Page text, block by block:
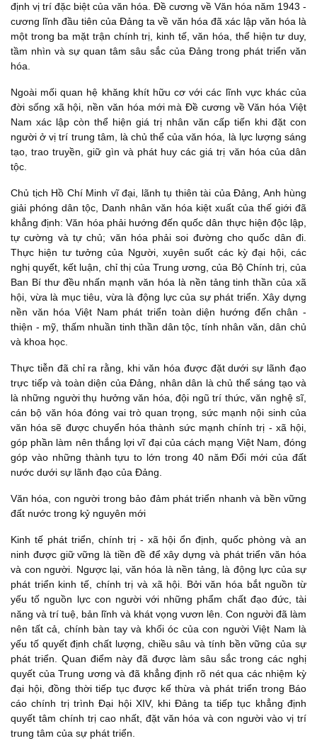
định vị trí đặc biệt của văn hóa. Đề cương về Văn hóa năm 1943 -
cương lĩnh đầu tiên của Đảng ta về văn hóa đã xác lập văn hóa là
một trong ba mặt trận chính trị, kinh tế, văn hóa, thể hiện tư duy,
tầm nhìn và sự quan tâm sâu sắc của Đảng trong phát triển văn
hóa.
Ngoài mối quan hệ khăng khít hữu cơ với các lĩnh vực khác của
đời sống xã hội, nền văn hóa mới mà Đề cương về Văn hóa Việt
Nam xác lập còn thể hiện giá trị nhân văn cấp tiến khi đặt con
người ở vị trí trung tâm, là chủ thể của văn hóa, là lực lượng sáng
tạo, trao truyền, giữ gìn và phát huy các giá trị văn hóa của dân
tộc.
Chủ tịch Hồ Chí Minh vĩ đại, lãnh tụ thiên tài của Đảng, Anh hùng
giải phóng dân tộc, Danh nhân văn hóa kiệt xuất của thế giới đã
khẳng định: Văn hóa phải hướng đến quốc dân thực hiện độc lập,
tự cường và tự chủ; văn hóa phải soi đường cho quốc dân đi.
Thực hiện tư tưởng của Người, xuyên suốt các kỳ đại hội, các
nghị quyết, kết luận, chỉ thị của Trung ương, của Bộ Chính trị, của
Ban Bí thư đều nhấn mạnh văn hóa là nền tảng tinh thần của xã
hội, vừa là mục tiêu, vừa là động lực của sự phát triển. Xây dựng
nền văn hóa Việt Nam phát triển toàn diện hướng đến chân -
thiện - mỹ, thấm nhuần tinh thần dân tộc, tính nhân văn, dân chủ
và khoa học.
Thực tiễn đã chỉ ra rằng, khi văn hóa được đặt dưới sự lãnh đạo
trực tiếp và toàn diện của Đảng, nhân dân là chủ thể sáng tạo và
là những người thụ hưởng văn hóa, đội ngũ trí thức, văn nghệ sĩ,
cán bộ văn hóa đóng vai trò quan trọng, sức mạnh nội sinh của
văn hóa sẽ được chuyển hóa thành sức mạnh chính trị - xã hội,
góp phần làm nên thắng lợi vĩ đại của cách mạng Việt Nam, đóng
góp vào những thành tựu to lớn trong 40 năm Đổi mới của đất
nước dưới sự lãnh đạo của Đảng.
Văn hóa, con người trong bảo đảm phát triển nhanh và bền vững
đất nước trong kỷ nguyên mới
Kinh tế phát triển, chính trị - xã hội ổn định, quốc phòng và an
ninh được giữ vững là tiền đề để xây dựng và phát triển văn hóa
và con người. Ngược lại, văn hóa là nền tảng, là động lực của sự
phát triển kinh tế, chính trị và xã hội. Bởi văn hóa bắt nguồn từ
yếu tố nguồn lực con người với những phẩm chất đạo đức, tài
năng và trí tuệ, bản lĩnh và khát vọng vươn lên. Con người đã làm
nên tất cả, chính bàn tay và khối óc của con người Việt Nam là
yếu tố quyết định chất lượng, chiều sâu và tính bền vững của sự
phát triển. Quan điểm này đã được làm sâu sắc trong các nghị
quyết của Trung ương và đã khẳng định rõ nét qua các nhiệm kỳ
đại hội, đồng thời tiếp tục được kế thừa và phát triển trong Báo
cáo chính trị trình Đại hội XIV, khi Đảng ta tiếp tục khẳng định
quyết tâm chính trị cao nhất, đặt văn hóa và con người vào vị trí
trung tâm của sự phát triển.